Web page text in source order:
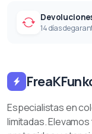
14 días de
Especialistas en
limitadas.